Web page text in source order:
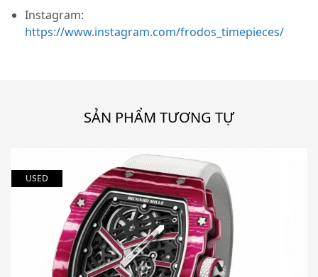
Instagram:
https://www.instagram.com/frodos_timepieces/
SẢN PHẨM TƯƠNG TỰ
USED